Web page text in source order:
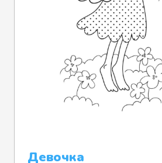
Девочка